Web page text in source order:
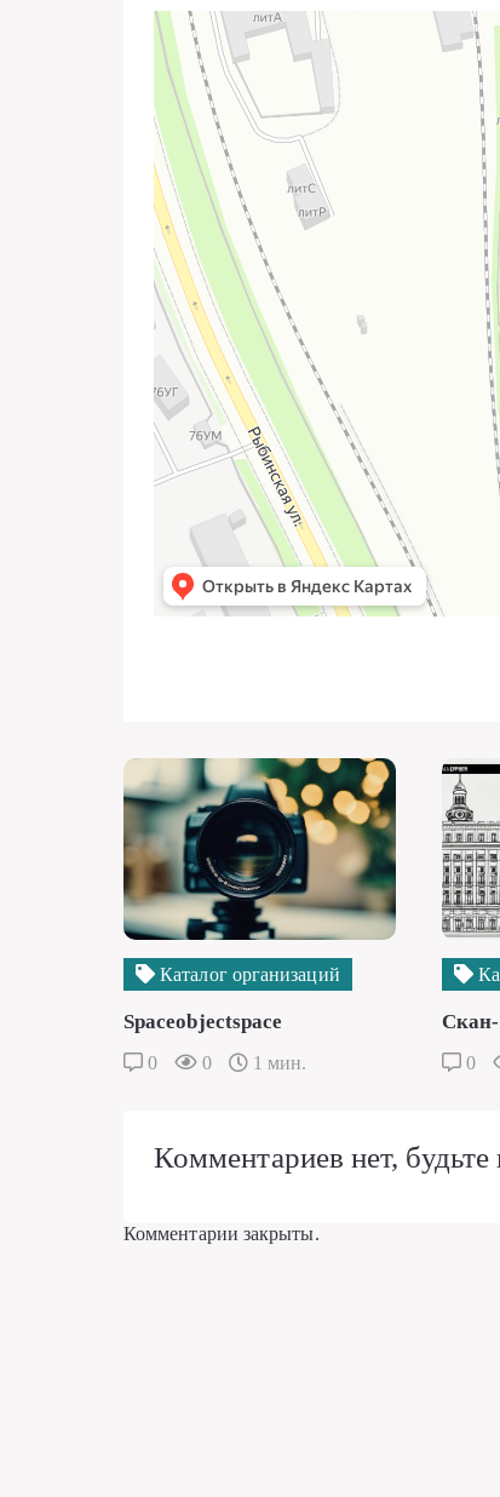
Каталог организаций
Spaceobjectspace
0 0 1 мин. 0
Комментариев нет,
Комментарии закрыты.